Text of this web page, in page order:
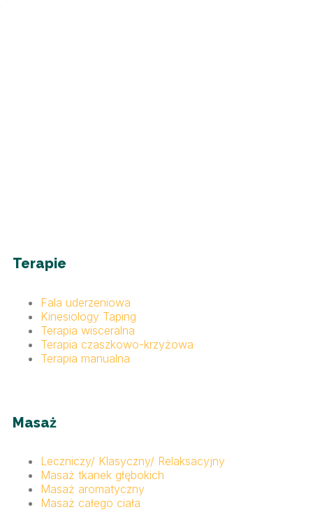
Terapie
Fala uderzeniowa
Kinesiology Taping
Terapia wisceralna
Terapia czaszkowo-krzyżowa
Terapia manualna
Masaż
Leczniczy/ Klasyczny/ Relaksacyjny
Masaż tkanek głębokich
Masaż aromatyczny
Masaż całego ciała